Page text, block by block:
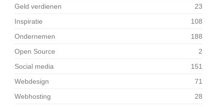
Geld verdienen
23
Inspiratie
108
Ondernemen
188
Open Source
2
Social media
151
Webdesign
71
Webhosting
28